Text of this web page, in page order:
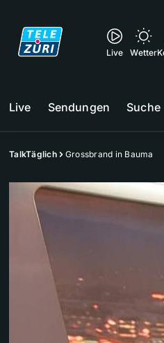
Live Wetter
Live Sendungen Suche
TalkTäglich Grossbrand in Bauma